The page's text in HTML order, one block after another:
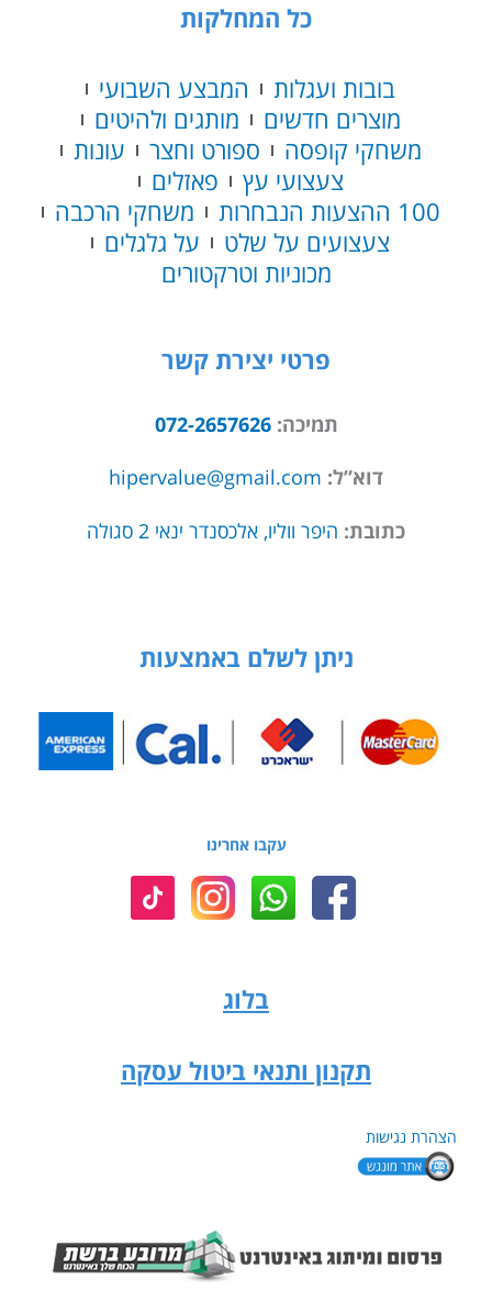
כל המחלקות
בובות ועגלות
המבצע השבועי
מוצרים חדשים
מותגים ולהיטים
משחקי קופסה
ספורט וחצר
עונות
צעצועי עץ
פאזלים
100 ההצעות הנבחרות
משחקי הרכבה
צעצועים על שלט
על גלגלים
מכוניות וטרקטורים
פרטי יצירת קשר
תמיכה:072-2657626
דוא”ל: hipervalue@gmail.com
כתובת: היפר ווליו, אלכסנדר ינאי 2 סגולה
ניתן לשלם באמצעות
עקבו אחרינו
בלוג
תקנון ותנאי ביטול עסקה
הצהרת נגישות